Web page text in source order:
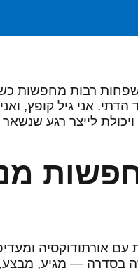
רבות מחפשות
אני גיל קופץ,
לייצר רגע
אורתודוקסיה
בסדרה — מגיע, מבצע,